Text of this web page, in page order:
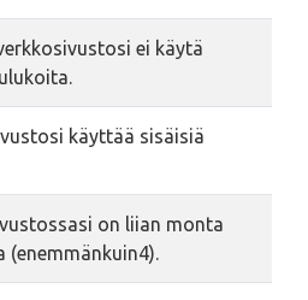
ei käytä
käyttää sisäisiä
on liian monta
(enemmänkuin4).